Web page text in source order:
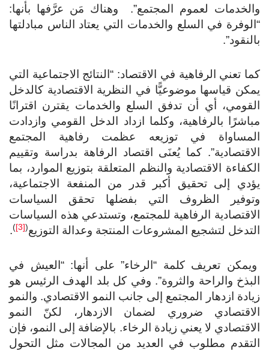
لعموم المجتمع”. وهناك مَن عرَّفها بأنها:
في السلع والخدمات التي يعتاد الناس مبادلتها
تعني الرفاهية في الاقتصاد: “النتائج الاجتماعية التي
قياسها موضوعيًّا في النظرية الاقتصادية كالدخل
أي أن تدفق السلع والخدمات يقترن اقترانًا
بالرفاهية، وكلما ازداد الدخل القومي وازدادت
في توزيعه عظمت رفاهية المجتمع
كما يُعنَى اقتصاد الرفاهة بدراسة وتقييم
الاقتصادية والنظم المتعلقة بتوزيع الموارد، بما
إلى تحقيق أكبر قدر من المنفعة الاجتماعية،
الظروف التي بفضلها تحقق السياسات
الرفاهية للمجتمع، وتستدعي هذه السياسات
لتشجيع المشروعات المنتجة وعدالة التوزيع(
)
.
تعريف كلمة “الرخاء” على أنها: “العيش في
والراحة والثروة”. وفي كل بلد الهدف الرئيس هو
ازدهار المجتمع إلى جانب النمو الاقتصادي. والنمو
ضروري لضمان الازدهار، لكنّ النمو
لا يعني زيادة الرخاء. بالإضافة إلى النمو، فإن
مطلوب في العديد من المجالات مثل التحول